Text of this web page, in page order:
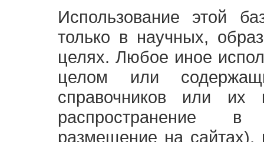
Использование этой
только в научных,
целях. Любое иное
целом или
справочников или их
распространение
размещение на